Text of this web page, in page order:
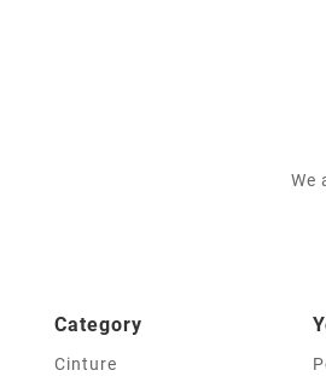
We
Category
Cinture